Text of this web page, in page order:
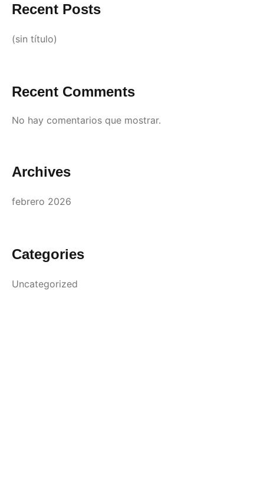
Recent Posts
(sin título)
Recent Comments
No hay comentarios que mostrar.
Archives
febrero 2026
Categories
Uncategorized